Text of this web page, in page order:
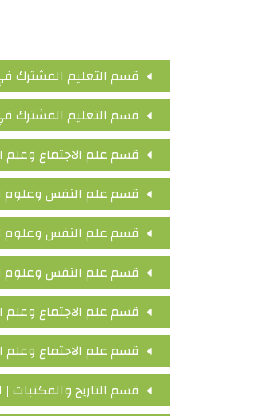
قسم التعليم المشترك
قسم التعليم المشترك في
قسم علم الاجتماع وعلم
قسم علم النفس وعلوم
قسم علم النفس وعلوم
قسم علم النفس وعلوم
قسم علم الاجتماع وعلم
قسم علم الاجتماع
قسم التاريخ والمكتبات